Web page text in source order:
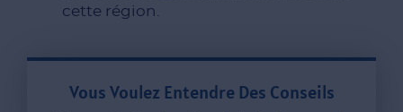
cette région.
Vous Voulez Entendre Des Conseils